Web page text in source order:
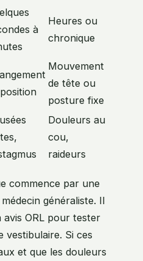
à
Heures ou
chronique
Mouvement
de tête ou
posture fixe
Douleurs au
cou,
raideurs
commence par une
généraliste. Il
ORL pour tester
vestibulaire. Si ces
et que les douleurs